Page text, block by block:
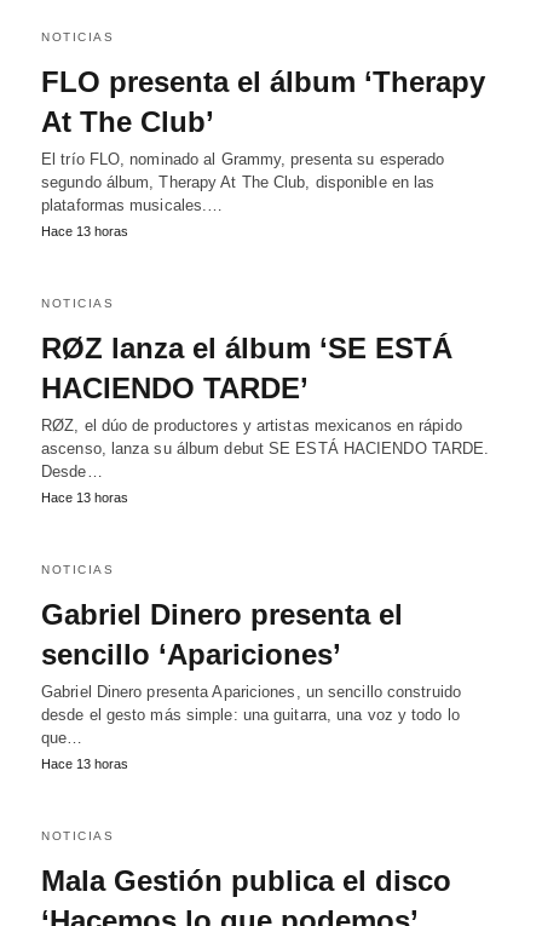
NOTICIAS
FLO presenta el álbum ‘Therapy
At The Club’
El trío FLO, nominado al Grammy, presenta su esperado
segundo álbum, Therapy At The Club, disponible en las
plataformas musicales.…
Hace 13 horas
NOTICIAS
RØZ lanza el álbum ‘SE ESTÁ
HACIENDO TARDE’
RØZ, el dúo de productores y artistas mexicanos en rápido
ascenso, lanza su álbum debut SE ESTÁ HACIENDO TARDE.
Desde…
Hace 13 horas
NOTICIAS
Gabriel Dinero presenta el
sencillo ‘Apariciones’
Gabriel Dinero presenta Apariciones, un sencillo construido
desde el gesto más simple: una guitarra, una voz y todo lo
que…
Hace 13 horas
NOTICIAS
Mala Gestión publica el disco